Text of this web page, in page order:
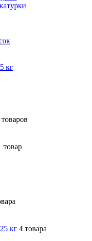
кг
товар
кг 4 товара